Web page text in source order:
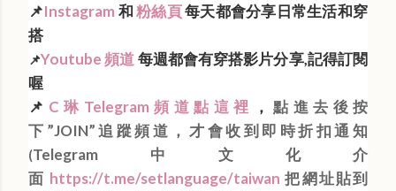
📌Instagram 和粉絲頁每天都會分享日常生活和穿
搭
📌Youtube 頻道每週都會有穿搭影片分享,記得訂閱
喔
📌 C琳Telegram頻道點這裡 ， 點進去後按
下”JOIN”追蹤頻道，才會收到即時折扣通知
(Telegram中文化介
面 https://t.me/setlanguage/taiwan 把網址貼到